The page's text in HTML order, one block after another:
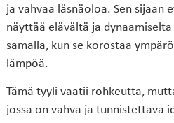
ja vahvaa läsnäoloa. Sen sijaan
näyttää elävältä ja
samalla, kun se korostaa
lämpöä.
Tämä tyyli vaatii rohkeutta,
jossa on vahva ja tunnistettava